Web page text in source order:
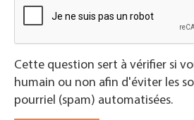
Cette question sert à vérifier si
humain ou non afin d'éviter les
pourriel (spam) automatisées.